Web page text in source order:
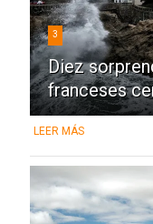
3
Diez
franceses
LEER MÁS